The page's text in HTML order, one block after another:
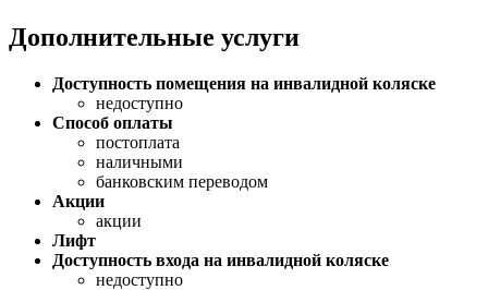
Дополнительные услуги
Доступность помещения на инвалидной коляске
недоступно
Способ оплаты
постоплата
наличными
банковским переводом
Акции
акции
Лифт
Доступность входа на инвалидной коляске
недоступно